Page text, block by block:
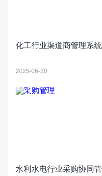
化工行业渠道商管理系
2025-06-30
水利水电行业采购协同